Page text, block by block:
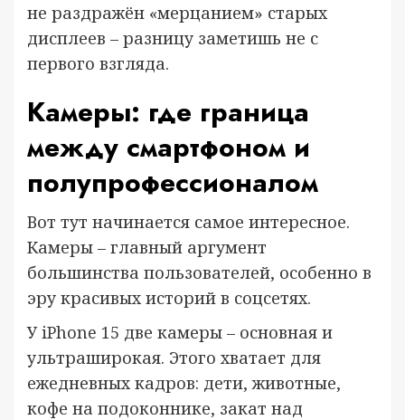
не раздражён «мерцанием» старых
дисплеев – разницу заметишь не с
первого взгляда.
Камеры: где граница
между смартфоном и
полупрофессионалом
Вот тут начинается самое интересное.
Камеры – главный аргумент
большинства пользователей, особенно в
эру красивых историй в соцсетях.
У iPhone 15 две камеры – основная и
ультраширокая. Этого хватает для
ежедневных кадров: дети, животные,
кофе на подоконнике, закат над